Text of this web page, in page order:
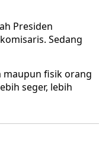
Presiden
Sedang
maupun fisik orang
seger, lebih